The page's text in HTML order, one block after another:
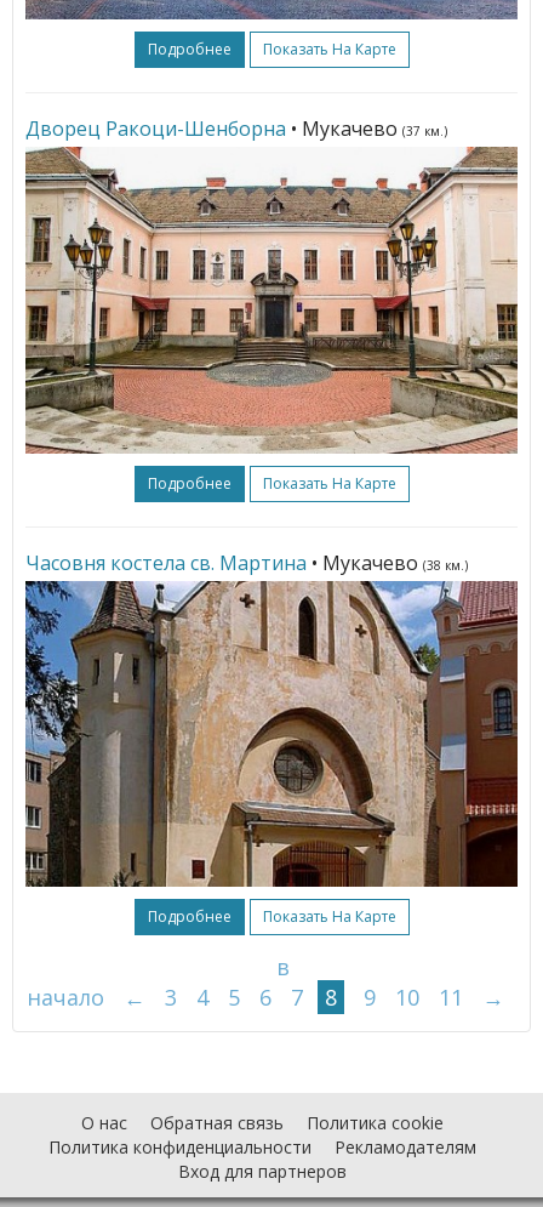
Подробнее Показать На Карте
Дворец Ракоци-Шенборна • Мукачево (37 км.)
Подробнее Показать На Карте
Часовня костела св. Мартина • Мукачево (38 км.)
Подробнее Показать На Карте
в
начало
← 3 4 5 6 7 8 9 10 11 →
О нас Обратная связь
Политика cookie
Политика конфиденциальности
Рекламодателям
Вход для партнеров